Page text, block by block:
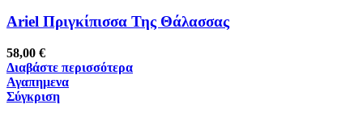
Ariel Πριγκίπισσα Της Θάλασσας
58,00 €
Διαβάστε περισσότερα
Αγαπημενα
Σύγκριση